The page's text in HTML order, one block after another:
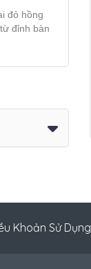
đỏ hồng
đỉnh bàn
Khoản Sử Dụng